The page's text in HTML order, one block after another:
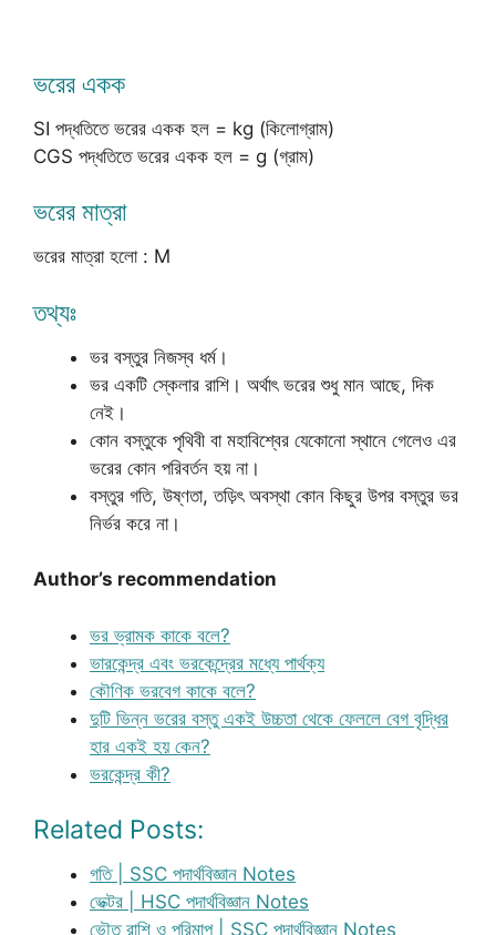
ভরের একক
SI পদ্ধতিতে ভরের একক হল = kg (কিলোগ্রাম)
CGS পদ্ধতিতে ভরের একক হল = g (গ্রাম)
ভরের মাত্রা
ভরের মাত্রা হলো : M
তথ্যঃ
ভর বস্তুর নিজস্ব ধর্ম।
ভর একটি স্কেলার রাশি। অর্থাৎ ভরের শুধু মান আছে, দিক
নেই।
কোন বস্তুকে পৃথিবী বা মহাবিশ্বের যেকোনো স্থানে গেলেও এর
ভরের কোন পরিবর্তন হয় না।
বস্তুর গতি, উষ্ণতা, তড়িৎ অবস্থা কোন কিছুর উপর বস্তুর ভর
নির্ভর করে না।
Author’s recommendation
ভর ভ্রামক কাকে বলে?
ভারকেন্দ্র এবং ভরকেন্দ্রের মধ্যে পার্থক্য
কৌণিক ভরবেগ কাকে বলে?
দুটি ভিন্ন ভরের বস্তু একই উচ্চতা থেকে ফেললে বেগ বৃদ্ধির
হার একই হয় কেন?
ভরকেন্দ্র কী?
Related Posts:
গতি | SSC পদার্থবিজ্ঞান Notes
ভেক্টর | HSC পদার্থবিজ্ঞান Notes
ভৌত রাশি ও পরিমাপ | SSC পদার্থবিজ্ঞান Notes